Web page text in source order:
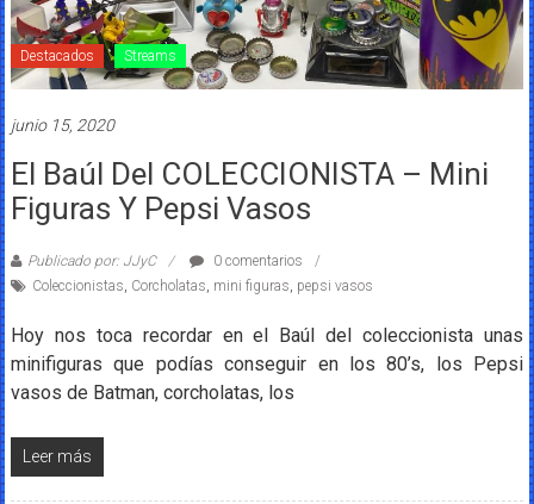
Destacados Streams
junio 15, 2020
El Baúl Del COLECCIONISTA – Mini
Figuras Y Pepsi Vasos
Publicado por: JJyC
0 comentarios
Coleccionistas, Corcholatas, mini figuras, pepsi vasos
Hoy nos toca recordar en el Baúl del coleccionista unas
minifiguras que podías conseguir en los 80’s, los Pepsi
vasos de Batman, corcholatas, los
Leer más